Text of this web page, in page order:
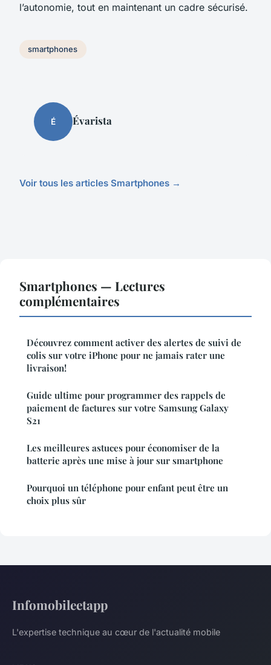
l’autonomie, tout en maintenant un cadre sécurisé.
smartphones
É Évarista
Voir tous les articles Smartphones →
Smartphones — Lectures
complémentaires
Découvrez comment activer des alertes de suivi de
colis sur votre iPhone pour ne jamais rater une
livraison!
Guide ultime pour programmer des rappels de
paiement de factures sur votre Samsung Galaxy
S21
Les meilleures astuces pour économiser de la
batterie après une mise à jour sur smartphone
Pourquoi un téléphone pour enfant peut être un
choix plus sûr
Infomobileetapp
L'expertise technique au cœur de l'actualité mobile